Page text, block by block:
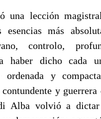
una lección
esencias más
controlo,
haber dicho cada
ordenada y
y guerrera
Alba volvió a dictar